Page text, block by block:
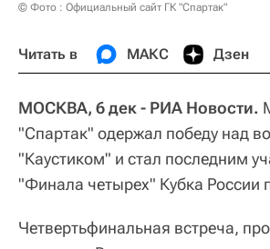
© Фото : Официальный сайт ГК "Спартак"
Читать в МАКС Дзен
МОСКВА, 6 дек - РИА Новости.
"Спартак" одержал победу над
"Каустиком" и стал последним
"Финала четырех" Кубка России
Четвертьфинальная встреча,